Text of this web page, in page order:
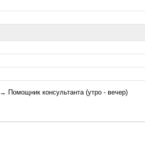
→ Помощник консультанта (утро - вечер)